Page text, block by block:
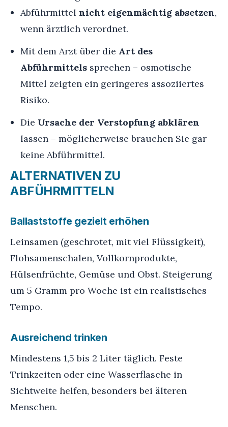
Abführmittel nicht eigenmächtig absetzen,
wenn ärztlich verordnet.
Mit dem Arzt über die Art des
Abführmittels sprechen – osmotische
Mittel zeigten ein geringeres assoziiertes
Risiko.
Die Ursache der Verstopfung abklären
lassen – möglicherweise brauchen Sie gar
keine Abführmittel.
ALTERNATIVEN ZU
ABFÜHRMITTELN
Ballaststoffe gezielt erhöhen
Leinsamen (geschrotet, mit viel Flüssigkeit),
Flohsamenschalen, Vollkornprodukte,
Hülsenfrüchte, Gemüse und Obst. Steigerung
um 5 Gramm pro Woche ist ein realistisches
Tempo.
Ausreichend trinken
Mindestens 1,5 bis 2 Liter täglich. Feste
Trinkzeiten oder eine Wasserflasche in
Sichtweite helfen, besonders bei älteren
Menschen.